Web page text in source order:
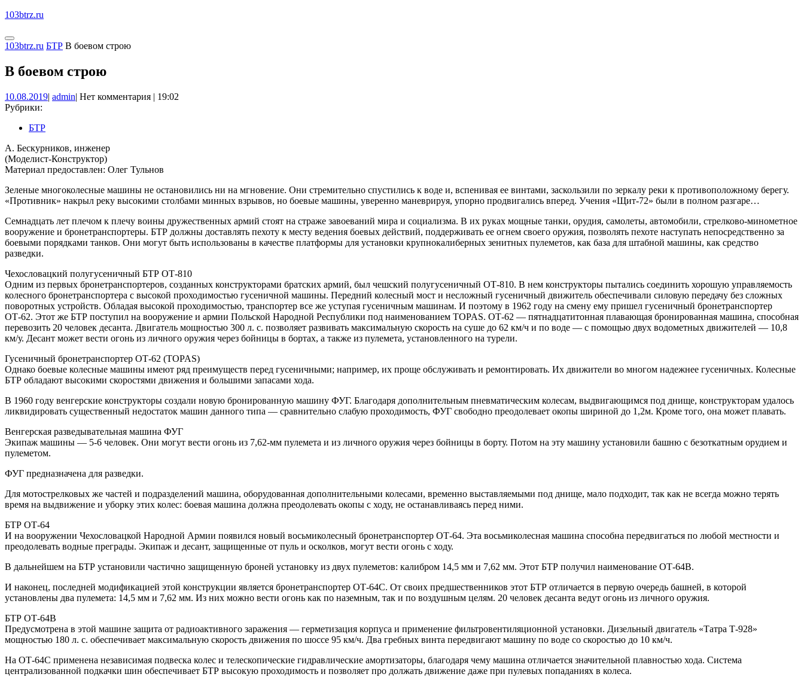
Перейти
содержимому
103btrz.ru
Кнопка
Открыть
КНОПКА
103btrz.ru БТР В боевом строю
В боевом строю
10.08.201910.08.2019
| adminadmin
| Нет комментария | 19:02
Рубрики:
БТР
А. Бескурников, инженер
(Моделист-Конструктор)
Материал предоставлен: Олег Тульнов
Зеленые многоколесные машины не остановились ни на мгновение. Они стремительно спустились к воде и, вспенивая ее винтами, заскользили по зеркалу реки к противоположному берегу.
«Противник» накрыл реку высокими столбами минных взрывов, но боевые машины, уверенно маневрируя, упорно продвигались вперед. Учения «Щит-72» были в полном разгаре…
Семнадцать лет плечом к плечу воины дружественных армий стоят на страже завоеваний мира и социализма. В их руках мощные танки, орудия, самолеты, автомобили, стрелково-минометное
вооружение и бронетранспортеры. БТР должны доставлять пехоту к месту ведения боевых действий, поддерживать ее огнем своего оружия, позволять пехоте наступать непосредственно за
боевыми порядками танков. Они могут быть использованы в качестве платформы для установки крупнокалиберных зенитных пулеметов, как база для штабной машины, как средство
разведки.
Чехословацкий полугусеничный БТР ОТ-810
Одним из первых бронетранспортеров, созданных конструкторами братских армий, был чешский полугусеничный ОТ-810. В нем конструкторы пытались соединить хорошую управляемость
колесного бронетранспортера с высокой проходимостью гусеничной машины. Передний колесный мост и несложный гусеничный движитель обеспечивали силовую передачу без сложных
поворотных устройств. Обладая высокой проходимостью, транспортер все же уступая гусеничным машинам. И поэтому в 1962 году на смену ему пришел гусеничный бронетранспортер
ОТ-62. Этот же БТР поступил на вооружение и армии Польской Народной Республики под наименованием TOPAS. ОТ-62 — пятнадцатитонная плавающая бронированная машина, способная
перевозить 20 человек десанта. Двигатель мощностью 300 л. с. позволяет развивать максимальную скорость на суше до 62 км/ч и по воде — с помощью двух водометных движителей — 10,8
км/у. Десант может вести огонь из личного оружия через бойницы в бортах, а также из пулемета, установленного на турели.
Гусеничный бронетранспортер ОТ-62 (TOPAS)
Однако боевые колесные машины имеют ряд преимуществ перед гусеничными; например, их проще обслуживать и ремонтировать. Их движители во многом надежнее гусеничных. Колесные
БТР обладают высокими скоростями движения и большими запасами хода.
В 1960 году венгерские конструкторы создали новую бронированную машину ФУГ. Благодаря дополнительным пневматическим колесам, выдвигающимся под днище, конструкторам удалось
ликвидировать существенный недостаток машин данного типа — сравнительно слабую проходимость, ФУГ свободно преодолевает окопы шириной до 1,2м. Кроме того, она может плавать.
Венгерская разведывательная машина ФУГ
Экипаж машины — 5-6 человек. Они могут вести огонь из 7,62-мм пулемета и из личного оружия через бойницы в борту. Потом на эту машину установили башню с безоткатным орудием и
пулеметом.
ФУГ предназначена для разведки.
Для мотострелковых же частей и подразделений машина, оборудованная дополнительными колесами, временно выставляемыми под днище, мало подходит, так как не всегда можно терять
время на выдвижение и уборку этих колес: боевая машина должна преодолевать окопы с ходу, не останавливаясь перед ними.
БТР ОТ-64
И на вооружении Чехословацкой Народной Армии появился новый восьмиколесный бронетранспортер ОТ-64. Эта восьмиколесная машина способна передвигаться по любой местности и
преодолевать водные преграды. Экипаж и десант, защищенные от пуль и осколков, могут вести огонь с ходу.
В дальнейшем на БТР установили частично защищенную броней установку из двух пулеметов: калибром 14,5 мм и 7,62 мм. Этот БТР получил наименование ОТ-64В.
И наконец, последней модификацией этой конструкции является бронетранспортер ОТ-64С. От своих предшественников этот БТР отличается в первую очередь башней, в которой
установлены два пулемета: 14,5 мм и 7,62 мм. Из них можно вести огонь как по наземным, так и по воздушным целям. 20 человек десанта ведут огонь из личного оружия.
БТР ОТ-64В
Предусмотрена в этой машине защита от радиоактивного заражения — герметизация корпуса и применение фильтровентиляционной установки. Дизельный двигатель «Татра Т-928»
мощностью 180 л. с. обеспечивает максимальную скорость движения по шоссе 95 км/ч. Два гребных винта передвигают машину по воде со скоростью до 10 км/ч.
На ОТ-64С применена независимая подвеска колес и телескопические гидравлические амортизаторы, благодаря чему машина отличается значительной плавностью хода. Система
централизованной подкачки шин обеспечивает БТР высокую проходимость и позволяет про должать движение даже при пулевых попаданиях в колеса.